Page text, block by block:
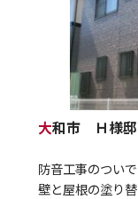
大和市 Ｈ様
防音工事のつい
壁と屋根の塗り